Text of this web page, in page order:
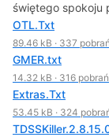
świętego spokoju
OTL.Txt
89.46 kB · 337 pobrań
GMER.txt
14.32 kB · 316 pobrań
Extras.Txt
53.45 kB · 324